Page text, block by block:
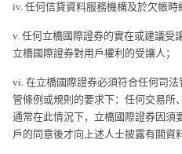
iv. 任何信貸資料服務機構及於欠帳時
v. 任何立橋國際證券的實在或建議受
立橋國際證券對用戶權利的受讓人；
vi. 在立橋國際證券必須符合任何司
管條例或規則的要求下：任何交易所
通常在此情況下，立橋國際證券因須
戶的同意後才向上述人士披露有關資